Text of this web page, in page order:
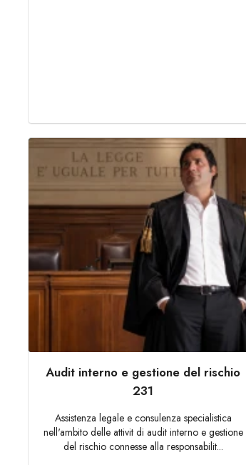
Audit interno e gestione del rischio
231
Assistenza legale e consulenza specialistica
nell'ambito delle attivit di audit interno e gestione
del rischio connesse alla responsabilit...